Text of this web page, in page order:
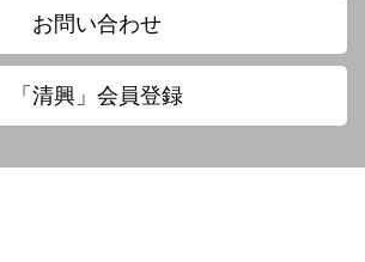
大田垣蓮月 鈴木百年
岡環翠画 大谷光演
お問い合わせ
「清興」会員登録